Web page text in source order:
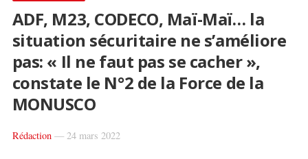
ADF, M23, CODECO, Maï-Maï… la
situation sécuritaire ne s’améliore
pas: « Il ne faut pas se cacher »,
constate le N°2 de la Force de la
MONUSCO
Rédaction— 24 mars 2022